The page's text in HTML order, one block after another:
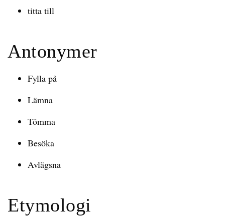
titta till
Antonymer
Fylla på
Lämna
Tömma
Besöka
Avlägsna
Etymologi